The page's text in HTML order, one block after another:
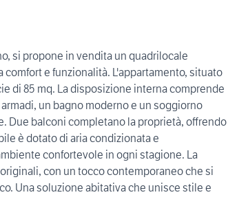
si propone in vendita un quadrilocale
e funzionalità. L'appartamento, situato
di 85 mq. La disposizione interna comprende
un bagno moderno e un soggiorno
Due balconi completano la proprietà, offrendo
è dotato di aria condizionata e
confortevole in ogni stagione. La
con un tocco contemporaneo che si
Una soluzione abitativa che unisce stile e